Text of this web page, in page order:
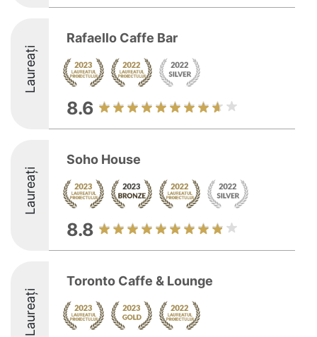
Laureați
Rafaello Caffe Bar
8.6
Laureați
Soho House
8.8
Laureați
Toronto Caffe & Lounge